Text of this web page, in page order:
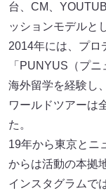
台、CM、
ッションモデルと
2014年には、プロ
「PUNYUS（プニ
海外留学を経験し
ワールドツアーは
た。
19年から東京とニ
からは活動の本拠
インスタグラムで